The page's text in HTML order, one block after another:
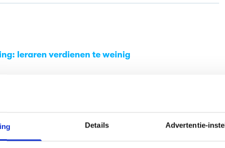
Details Advertentie-
leraren verdienen te weinig